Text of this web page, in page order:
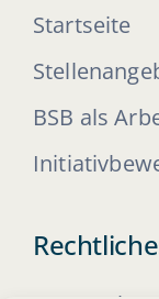
Startseite
BSB als